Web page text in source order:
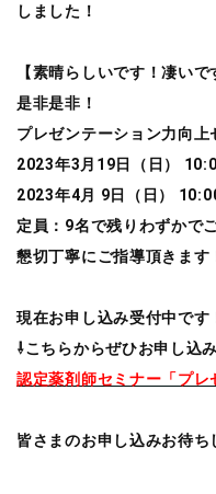
しました！
【素晴らしいです！凄いで
是非是非！
プレゼンテーション力向上
2023年3月19日（日）
2023年4月 9日（日）
定員：9名で残りわずかで
懇切丁寧にご指導頂きます
現在お申し込み受付中です
⇩こちらからぜひお申し込
認定薬剤師セミナー「プレ
皆さまのお申し込みお待